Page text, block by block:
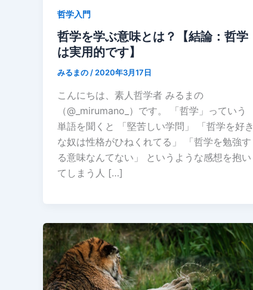
哲学入門
哲学を学ぶ意味とは？【結論：哲学
は実用的です】
みるまの/2020年3月17日
こんにちは、素人哲学者 みるまの
（@_mirumano_）です。 「哲学」っていう
単語を聞くと 「堅苦しい学問」 「哲学を好き
な奴は性格がひねくれてる」 「哲学を勉強す
る意味なんてない」 というような感想を抱い
てしまう人 […]